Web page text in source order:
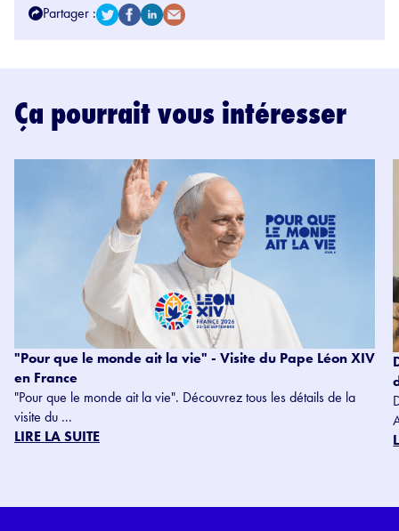
Partager :
Ça pourrait vous intéresser
"Pour que le monde ait la vie" - Visite du Pape Léon XIV
en France
"Pour que le monde ait la vie". Découvrez tous les détails de la
visite du ...
LIRE LA SUITE